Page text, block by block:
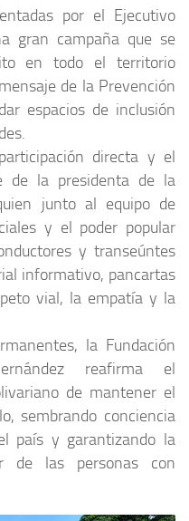
por el Ejecutivo
gran campaña que se
en todo el territorio
de la Prevención
espacios de inclusión
directa y el
de la presidenta de la
junto al equipo de
y el poder popular
y transeúntes
informativo, pancartas
vial, la empatía y la
la Fundación
reafirma el
de mantener el
sembrando conciencia
país y garantizando la
de las personas con